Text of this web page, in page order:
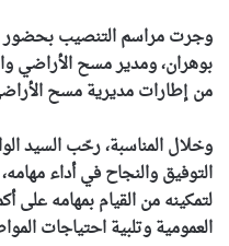
وجرت مراسم التنصيب بحضور
بوهران، ومدير مسح الأراضي
من إطارات مديرية مسح
وخلال المناسبة، رحّب السيد
التوفيق والنجاح في أداء
لتمكينه من القيام بمهامه
العمومية وتلبية احتياجات